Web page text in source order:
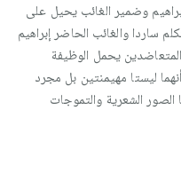
وضمير الغائب يحيل على
ساردا والغائب الحاضر إبراهيم
يحمل الوظيفة
أنهما ليستا مهيمنتين بل مجرد
الصور الشعرية والتموجات